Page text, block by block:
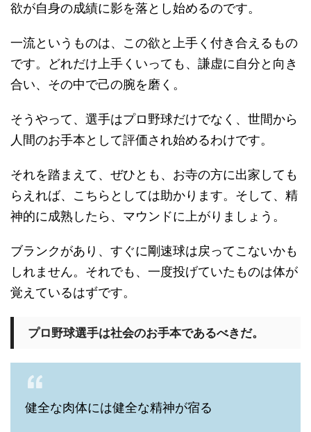
欲が自身の成績に影を落とし始めるのです。
一流というものは、この欲と上手く付き合えるもの
です。どれだけ上手くいっても、謙虚に自分と向き
合い、その中で己の腕を磨く。
そうやって、選手はプロ野球だけでなく、世間から
人間のお手本として評価され始めるわけです。
それを踏まえて、ぜひとも、お寺の方に出家しても
らえれば、こちらとしては助かります。そして、精
神的に成熟したら、マウンドに上がりましょう。
ブランクがあり、すぐに剛速球は戻ってこないかも
しれません。それでも、一度投げていたものは体が
覚えているはずです。
プロ野球選手は社会のお手本であるべきだ。
健全な肉体には健全な精神が宿る